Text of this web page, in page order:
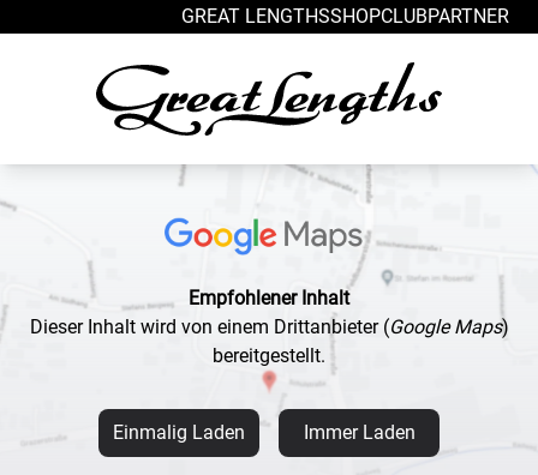
GREAT LENGTHSSHOPCLUBPARTNER
Empfohlener Inhalt
Dieser Inhalt wird von einem Drittanbieter (Google Maps)
bereitgestellt.
Einmalig Laden Immer Laden